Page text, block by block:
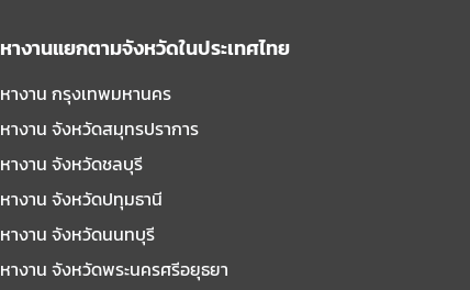
หางานแยกตามจังหวัดในประเทศไทย
หางาน กรุงเทพมหานคร
หางาน จังหวัดสมุทรปราการ
หางาน จังหวัดชลบุรี
หางาน จังหวัดปทุมธานี
หางาน จังหวัดนนทบุรี
หางาน จังหวัดพระนครศรีอยุธยา